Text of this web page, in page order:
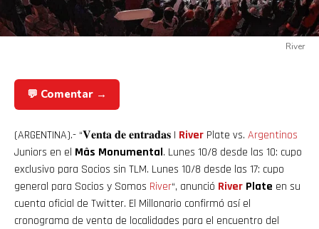
River
💬 Comentar →
(ARGENTINA).- “𝐕𝐞𝐧𝐭𝐚 𝐝𝐞 𝐞𝐧𝐭𝐫𝐚𝐝𝐚𝐬 | River Plate vs. Argentinos
Juniors en el Mâs Monumental. Lunes 10/8 desde las 10: cupo
exclusivo para Socios sin TLM. Lunes 10/8 desde las 17: cupo
general para Socios y Somos River“, anunció River Plate en su
cuenta oficial de Twitter. El Millonario confirmó así el
cronograma de venta de localidades para el encuentro del